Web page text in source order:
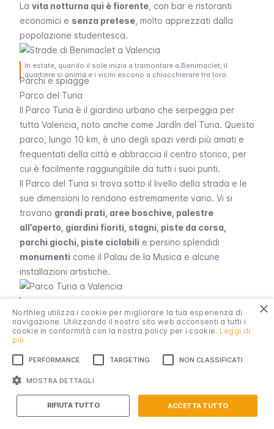
La vita notturna qui è fiorente , con bar e ristoranti
economici e senza pretese , molto apprezzati dalla
popolazione studentesca.
In estate, quando il sole inizia a tramontare a Benimaclet, il
quartiere si anima e i vicini escono a chiacchierare tra loro.
Parchi e spiagge
Parco del Turia
Il Parco Turia è il giardino urbano che serpeggia per
tutta Valencia, noto anche come Jardín del Turia. Questo
parco, lungo 10 km, è uno degli spazi verdi più amati e
frequentati della città e abbraccia il centro storico, per
cui è facilmente raggiungibile da tutti i suoi punti.
Il Parco del Turia si trova sotto il livello della strada e le
sue dimensioni lo rendono estremamente vario. Vi si
trovano grandi prati, aree boschive, palestre
all’aperto, giardini fioriti, stagni, piste da corsa,
parchi giochi, piste ciclabili e persino splendidi
monumenti come il Palau de la Musica e alcune
installazioni artistiche.
due parti di Valencia.
Jardines del Real
I Jardines del Real, chiamati ancheViveros
, sono uno dei
giardini più grandi e più curati della città. Il parco
presenta diverse aree, alcune dedicate a percorsi
pedonali più strutturati,
piccole fontane. Altre sono più aperte, conprati
informali e grandi alberi ombrosi
Introduzione
Tutto quello che c'è da sapere su Valencia
×
Northleg utilizza i cookie per migliorare la tua esperienza di
navigazione. Utilizzando il nostro sito web acconsenti a tutti i
cookie in conformità con la nostra policy per i cookie. Leggi di
più
PERFORMANCE TARGETING NON CLASSIFICATI
MOSTRA DETTAGLI
ACCETTA TUTTO
RIFIUTA TUTTO